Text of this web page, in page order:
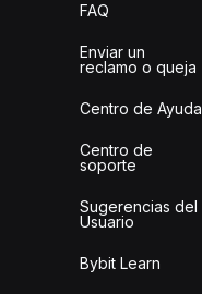
FAQ
Enviar un
reclamo o queja
Centro de Ayuda
Centro de
soporte
Sugerencias del
Usuario
Bybit Learn